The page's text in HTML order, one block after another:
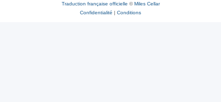
Traduction française officielle ©Miles Cellar
Confidentialité | Conditions